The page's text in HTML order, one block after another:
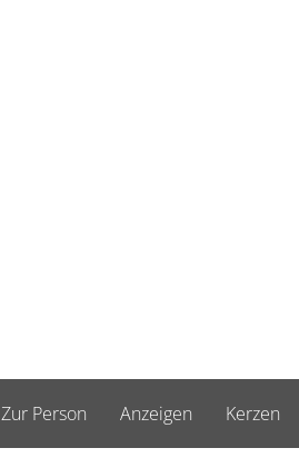
Zur Person Anzeigen Kerzen